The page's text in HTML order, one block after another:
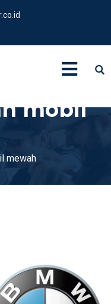
mobil
mewah